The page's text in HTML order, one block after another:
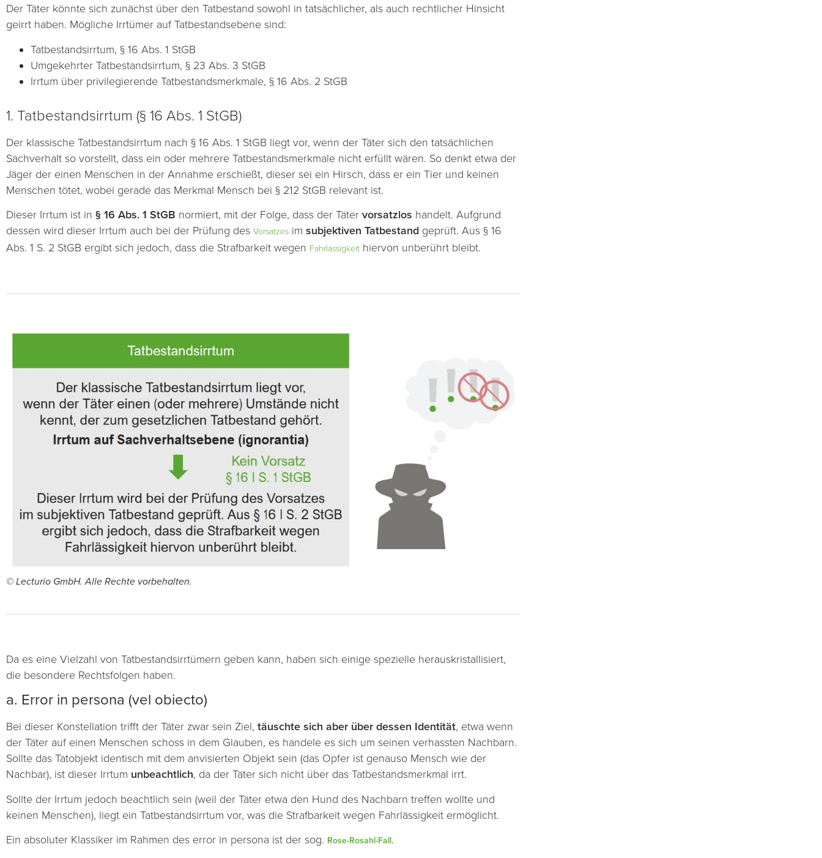
Der Täter könnte sich zunächst über den Tatbestand sowohl in tatsächlicher, als auch rechtlicher Hinsicht
geirrt haben. Mögliche Irrtümer auf Tatbestandsebene sind:
Tatbestandsirrtum, § 16 Abs. 1 StGB
Umgekehrter Tatbestandsirrtum, § 23 Abs. 3 StGB
Irrtum über privilegierende Tatbestandsmerkmale, § 16 Abs. 2 StGB
1. Tatbestandsirrtum (§ 16 Abs. 1 StGB)
Der klassische Tatbestandsirrtum nach § 16 Abs. 1 StGB liegt vor, wenn der Täter sich den tatsächlichen
Sachverhalt so vorstellt, dass ein oder mehrere Tatbestandsmerkmale nicht erfüllt wären. So denkt etwa der
Jäger der einen Menschen in der Annahme erschießt, dieser sei ein Hirsch, dass er ein Tier und keinen
Menschen tötet, wobei gerade das Merkmal Mensch bei § 212 StGB relevant ist.
Dieser Irrtum ist in § 16 Abs. 1 StGB normiert, mit der Folge, dass der Täter vorsatzlos handelt. Aufgrund
dessen wird dieser Irrtum auch bei der Prüfung des Vorsatzes im subjektiven Tatbestand geprüft. Aus § 16
Abs. 1 S. 2 StGB ergibt sich jedoch, dass die Strafbarkeit wegen Fahrlässigkeit hiervon unberührt bleibt.
© Lecturio GmbH. Alle Rechte vorbehalten.
Da es eine Vielzahl von Tatbestandsirrtümern geben kann, haben sich einige spezielle herauskristallisiert,
die besondere Rechtsfolgen haben.
a. Error in persona (vel obiecto)
Bei dieser Konstellation trifft der Täter zwar sein Ziel, täuschte sich aber über dessen Identität, etwa wenn
der Täter auf einen Menschen schoss in dem Glauben, es handele es sich um seinen verhassten Nachbarn.
Sollte das Tatobjekt identisch mit dem anvisierten Objekt sein (das Opfer ist genauso Mensch wie der
Nachbar), ist dieser Irrtum unbeachtlich, da der Täter sich nicht über das Tatbestandsmerkmal irrt.
Sollte der Irrtum jedoch beachtlich sein (weil der Täter etwa den Hund des Nachbarn treffen wollte und
keinen Menschen), liegt ein Tatbestandsirrtum vor, was die Strafbarkeit wegen Fahrlässigkeit ermöglicht.
Ein absoluter Klassiker im Rahmen des error in persona ist der sog. Rose-Rosahl-Fall.